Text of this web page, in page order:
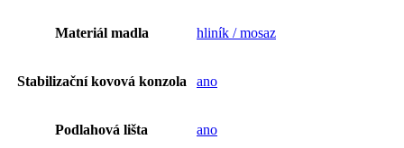
Materiál madla hliník / mosaz
Stabilizační kovová konzola ano
Podlahová lišta ano